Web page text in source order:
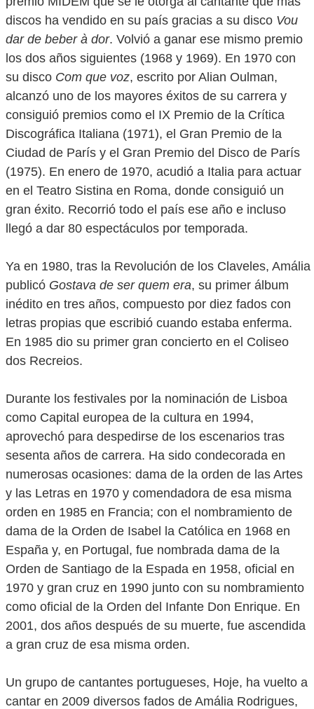
discos ha vendido en su país gracias a su disco Vou
dar de beber à dor. Volvió a ganar ese mismo premio
los dos años siguientes (1968 y 1969). En 1970 con
su disco Com que voz, escrito por Alian Oulman,
alcanzó uno de los mayores éxitos de su carrera y
consiguió premios como el IX Premio de la Crítica
Discográfica Italiana (1971), el Gran Premio de la
Ciudad de París y el Gran Premio del Disco de París
(1975). En enero de 1970, acudió a Italia para actuar
en el Teatro Sistina en Roma, donde consiguió un
gran éxito. Recorrió todo el país ese año e incluso
llegó a dar 80 espectáculos por temporada.
Ya en 1980, tras la Revolución de los Claveles, Amália
publicó Gostava de ser quem era, su primer álbum
inédito en tres años, compuesto por diez fados con
letras propias que escribió cuando estaba enferma.
En 1985 dio su primer gran concierto en el Coliseo
dos Recreios.
Durante los festivales por la nominación de Lisboa
como Capital europea de la cultura en 1994,
aprovechó para despedirse de los escenarios tras
sesenta años de carrera. Ha sido condecorada en
numerosas ocasiones: dama de la orden de las Artes
y las Letras en 1970 y comendadora de esa misma
orden en 1985 en Francia; con el nombramiento de
dama de la Orden de Isabel la Católica en 1968 en
España y, en Portugal, fue nombrada dama de la
Orden de Santiago de la Espada en 1958, oficial en
1970 y gran cruz en 1990 junto con su nombramiento
como oficial de la Orden del Infante Don Enrique. En
2001, dos años después de su muerte, fue ascendida
a gran cruz de esa misma orden.
Un grupo de cantantes portugueses, Hoje, ha vuelto a
cantar en 2009 diversos fados de Amália Rodrigues,